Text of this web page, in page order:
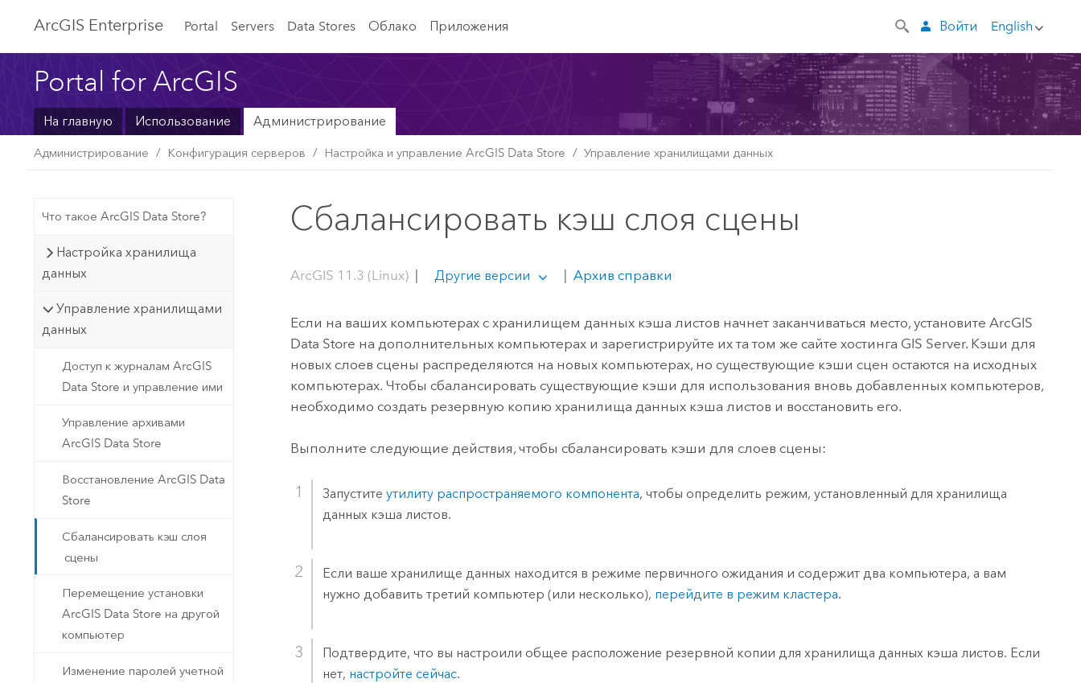
ArcGIS Enterprise Portal Servers Data Stores Облако Приложения English
Войти
Portal for ArcGIS
На главную Использование Администрирование
Администрирование Конфигурация серверов Настройка и управление ArcGIS Data Store Управление хранилищами данных
Что такое ArcGIS Data Store?
Настройка хранилища
данных
Управление хранилищами
данных
Доступ к журналам ArcGIS
Data Store и управление ими
Управление архивами
ArcGIS Data Store
Восстановление ArcGIS Data
Store
Сбалансировать кэш слоя
сцены
Перемещение установки
ArcGIS Data Store на другой
компьютер
Изменение паролей учетной
Сбалансировать кэш слоя сцены
ArcGIS 11.3 (Linux) | Другие версии | Архив справки
Если на ваших компьютерах с хранилищем данных кэша листов начнет заканчиваться место, установитеArcGIS
Data Store на дополнительных компьютерах и зарегистрируйте их та том же сайте хостинга GIS Server. Кэши для
новых слоев сцены распределяются на новых компьютерах, но существующие кэши сцен остаются на исходных
компьютерах. Чтобы сбалансировать существующие кэши для использования вновь добавленных компьютеров,
необходимо создать резервную копию хранилища данных кэша листов и восстановить его.
Выполните следующие действия, чтобы сбалансировать кэши для слоев сцены:
Запуститеутилиту распространяемого компонента, чтобы определить режим, установленный для хранилища
данных кэша листов.
Если ваше хранилище данных находится в режиме первичного ожидания и содержит два компьютера, а вам
нужно добавить третий компьютер (или несколько), перейдите в режим кластера.
Подтвердите, что вы настроили общее расположение резервной копии для хранилища данных кэша листов. Если
нет, настройте сейчас.